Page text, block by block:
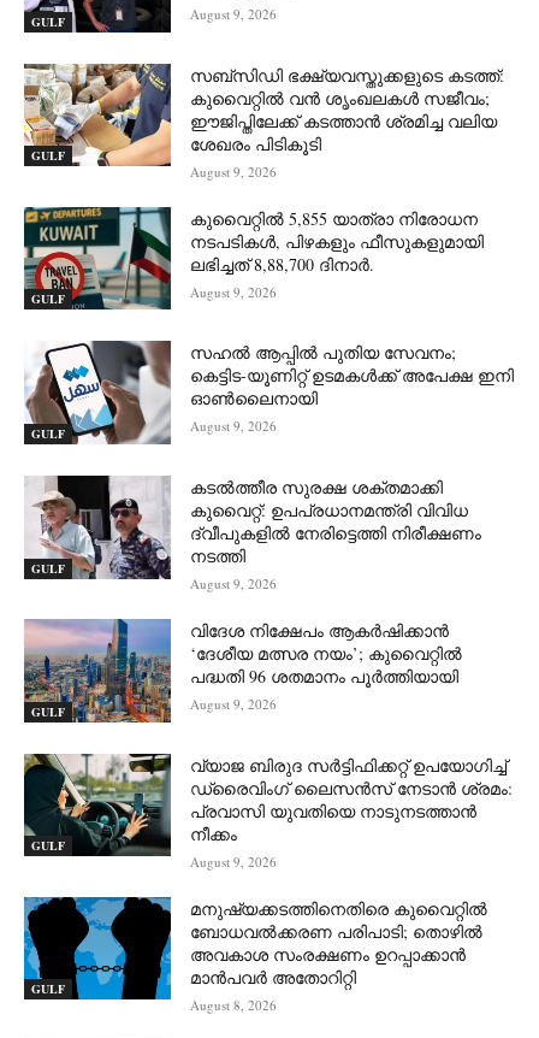
GULF August 9, 2026
GULF
സബ്‌സിഡി ഭക്ഷ്യവസ്തുക്കളുടെ കടത്ത്:
കുവൈറ്റിൽ വൻ ശൃംഖലകൾ സജീവം;
ഈജിപ്തിലേക്ക് കടത്താൻ ശ്രമിച്ച വലിയ
ശേഖരം പിടികൂടി
August 9, 2026
GULF
കുവൈറ്റിൽ 5,855 യാത്രാ നിരോധന
നടപടികൾ, പിഴകളും ഫീസുകളുമായി
ലഭിച്ചത് 8,88,700 ദിനാർ.
August 9, 2026
GULF
സഹൽ ആപ്പിൽ പുതിയ സേവനം;
കെട്ടിട-യൂണിറ്റ് ഉടമകൾക്ക് അപേക്ഷ ഇനി
ഓൺലൈനായി
August 9, 2026
GULF
കടൽത്തീര സുരക്ഷ ശക്തമാക്കി
കുവൈറ്റ്: ഉപപ്രധാനമന്ത്രി വിവിധ
ദ്വീപുകളിൽ നേരിട്ടെത്തി നിരീക്ഷണം
നടത്തി
August 9, 2026
GULF
വിദേശ നിക്ഷേപം ആകർഷിക്കാൻ
‘ദേശീയ മത്സര നയം’; കുവൈറ്റിൽ
പദ്ധതി 96 ശതമാനം പൂർത്തിയായി
August 9, 2026
GULF
വ്യാജ ബിരുദ സർട്ടിഫിക്കറ്റ് ഉപയോഗിച്ച്
ഡ്രൈവിംഗ് ലൈസൻസ് നേടാൻ ശ്രമം:
പ്രവാസി യുവതിയെ നാടുനടത്താൻ
നീക്കം
August 9, 2026
GULF
മനുഷ്യക്കടത്തിനെതിരെ കുവൈറ്റിൽ
ബോധവൽക്കരണ പരിപാടി; തൊഴിൽ
അവകാശ സംരക്ഷണം ഉറപ്പാക്കാൻ
മാൻപവർ അതോറിറ്റി
August 8, 2026